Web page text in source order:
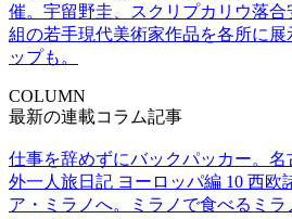
催。宇留野圭、スクリプカリウ落
組の若手現代美術家作品を各所に展
ップも。
COLUMN
最新の連載コラム記事
仕事を辞めずにバックパッカー。
外一人旅日記 ヨーロッパ編 10 西欧
ア・ミラノへ。ミラノで食べるミ